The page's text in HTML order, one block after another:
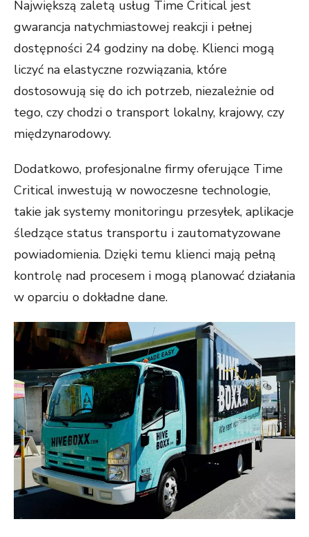
Największą zaletą usług Time Critical jest
gwarancja natychmiastowej reakcji i pełnej
dostępności 24 godziny na dobę. Klienci mogą
liczyć na elastyczne rozwiązania, które
dostosowują się do ich potrzeb, niezależnie od
tego, czy chodzi o transport lokalny, krajowy, czy
międzynarodowy.
Dodatkowo, profesjonalne firmy oferujące Time
Critical inwestują w nowoczesne technologie,
takie jak systemy monitoringu przesyłek, aplikacje
śledzące status transportu i zautomatyzowane
powiadomienia. Dzięki temu klienci mają pełną
kontrolę nad procesem i mogą planować działania
w oparciu o dokładne dane.